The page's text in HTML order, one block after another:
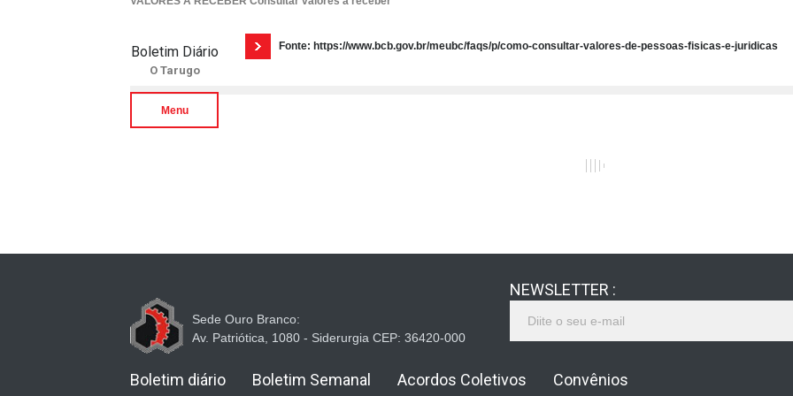
Fonte: https://www.bcb.gov.br/meubc/faqs/p/como-consultar-valores-de-pessoas-fisicas-e-juridicas
Boletim Diário
O Tarugo
Menu
Sede Ouro Branco:
Av. Patriótica, 1080 - Siderurgia CEP: 36420-000
NEWSLETTER :
Boletim diário Boletim Semanal Acordos Coletivos Convênios